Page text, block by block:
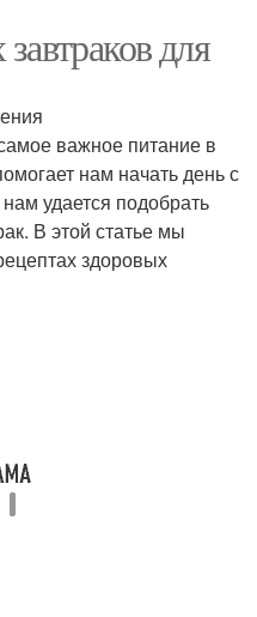
для
важное питание в
нам начать день с
удается подобрать
В этой статье мы
здоровых